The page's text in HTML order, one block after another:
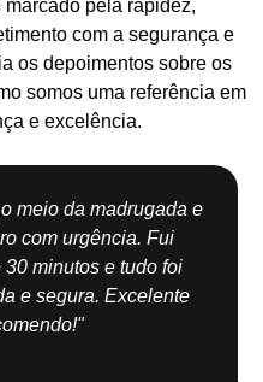
pela rapidez,
com a segurança e
os depoimentos sobre os
somos uma referência em
e excelência.
meio da madrugada e
com urgência. Fui
minutos e tudo foi
e segura. Excelente